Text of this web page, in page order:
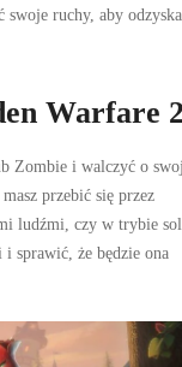
swoje ruchy, aby
Warfare
Zombie i walczyć o
przebić się przez
ludźmi, czy w trybie
sprawić, że będzie ona